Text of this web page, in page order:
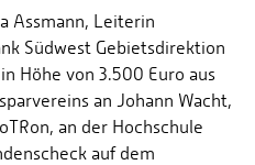
Assmann, Leiterin
Südwest Gebietsdirektion
Höhe von 3.500 Euro aus
an Johann Wacht,
an der Hochschule
auf dem